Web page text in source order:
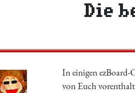
Die
In einigen
von Euch